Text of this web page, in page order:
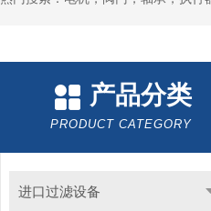
产品分类
PRODUCT CATEGORY
进口过滤设备